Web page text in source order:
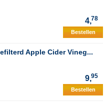
4,78
Bestellen
Apple Cider Vineg...
9,95
Bestellen